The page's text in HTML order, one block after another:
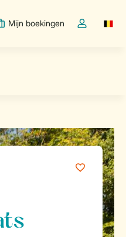
Mijn boekingen
Open de